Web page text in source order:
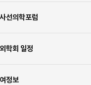
선의학포럼
학회 일정
정보